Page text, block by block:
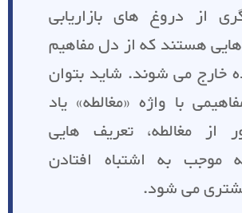
از دروغ های بازاریابی
هایی هستند که از دل مفاهیم
خارج می شوند. شاید بتوان
با واژه «مغالطه» یاد
از مغالطه، تعریف هایی
موجب به اشتباه افتادن
می شود.